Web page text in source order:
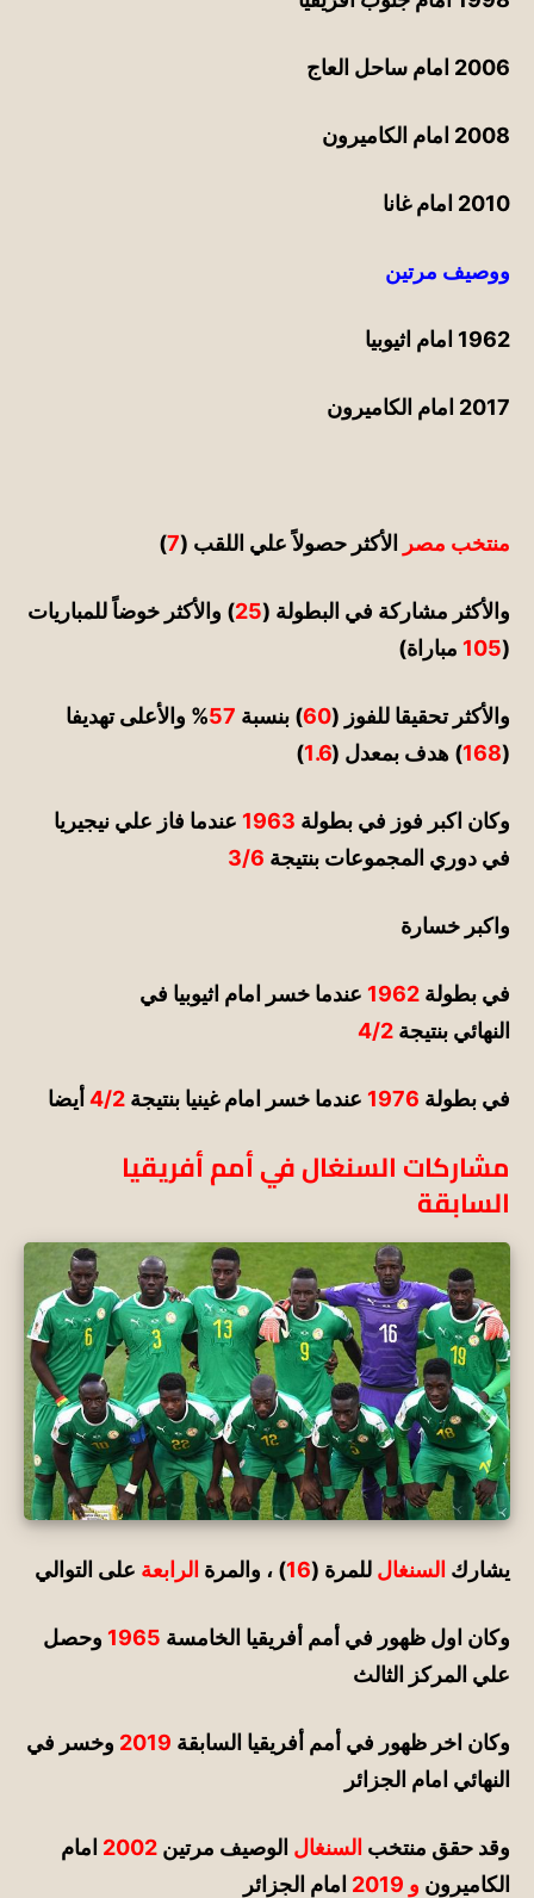
2006 امام ساحل العاج
2008 امام الكاميرون
2010 امام غانا
ووصيف مرتين
1962 امام اثيوبيا
2017 امام الكاميرون
منتخب مصر الأكثر حصولاً علي اللقب (7
)
والأكثر مشاركة في البطولة (25
) والأكثر خوضاً للمباريات
(
105 مباراة)
والأكثر تحقيقا للفوز (60) بنسبة 57
% والأعلى تهديفا
(
168) هدف بمعدل (1.6
)
وكان اكبر فوز في بطولة 1963 عندما فاز علي نيجيريا
في دوري المجموعات بنتيجة 3/6
واكبر خسارة
في بطولة 1962 عندما خسر امام اثيوبيا في
النهائي بنتيجة 4/2
في بطولة 1976 عندما خسر امام غينيا بنتيجة 4/2أيضا
مشاركاتالسنغال في أمم أفريقيا
السابقة
يشارك السنغال للمرة (16) ، والمرة الرابعة على التوالي
وكان اول ظهور في أمم أفريقيا الخامسة 1965 وحصل
علي المركز الثالث
وكان اخر ظهور في أمم أفريقيا السابقة 2019 وخسر في
النهائي امام الجزائر
وقد حقق منتخب السنغال الوصيف مرتين 2002 امام
الكاميرون و 2019 امام الجزائر